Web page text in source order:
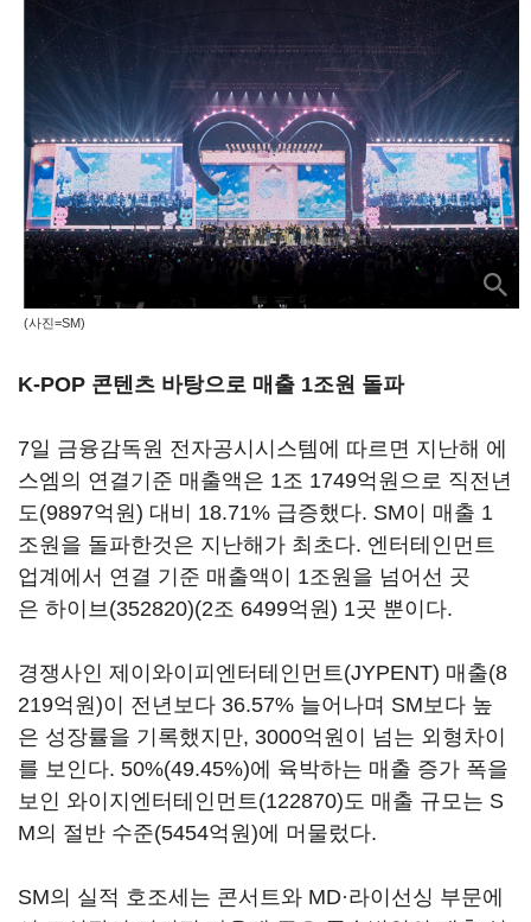
(사진=SM)
K-POP 콘텐츠 바탕으로 매출 1조원 돌파
7일 금융감독원 전자공시시스템에 따르면 지난해 에
스엠의 연결기준 매출액은 1조 1749억원으로 직전년
도(9897억원) 대비 18.71% 급증했다. SM이 매출 1
조원을 돌파한것은 지난해가 최초다. 엔터테인먼트
업계에서 연결 기준 매출액이 1조원을 넘어선 곳
은 하이브(352820)(2조 6499억원) 1곳 뿐이다.
경쟁사인 제이와이피엔터테인먼트(JYPENT) 매출(8
219억원)이 전년보다 36.57% 늘어나며 SM보다 높
은 성장률을 기록했지만, 3000억원이 넘는 외형차이
를 보인다. 50%(49.45%)에 육박하는 매출 증가 폭을
보인 와이지엔터테인먼트(122870)도 매출 규모는 S
M의 절반 수준(5454억원)에 머물렀다.
SM의 실적 호조세는 콘서트와 MD·라이선싱 부문에